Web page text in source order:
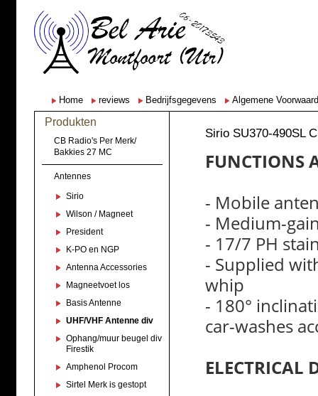
Home reviews Bedrijfsgegevens Algemene
Produkten
CB Radio's Per Merk/
Bakkies 27 MC
Antennes
Sirio
Wilson / Magneet
President
K-PO en NGP
Antenna Accessories
Magneetvoet los
Basis Antenne
UHF/VHF Antenne div
Ophang/muur beugel div
Firestik
Amphenol Procom
Sirtel Merk is gestopt
Sirio SU370-490SL
FUNCTIONS
- Mobile
- Medium-
- 17/7 PH
- Supplied
whip
- 180°
car-washes
ELECTRICAL